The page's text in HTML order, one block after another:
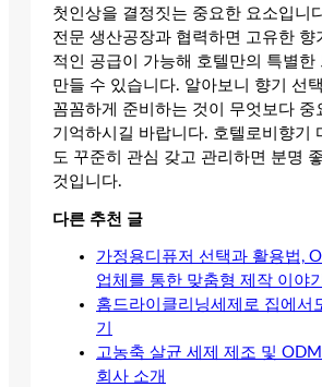
첫인상을 결정짓는 중요한 요소입니
전문 생산공장과 협력하면 고유한 향
적인 공급이 가능해 호텔만의 특별한
만들 수 있습니다. 알아보니 향기 선
꼼꼼하게 준비하는 것이 무엇보다 중
기억하시길 바랍니다. 호텔로비향기
도 꾸준히 관심 갖고 관리하면 분명
것입니다.
다른 추천 글
가정용디퓨저 선택과 활용법,
업체를 통한 맞춤형 제작 이야기
홈드라이클리닝세제로 집에서
기
고농축 살균 세제 제조 및
회사 소개